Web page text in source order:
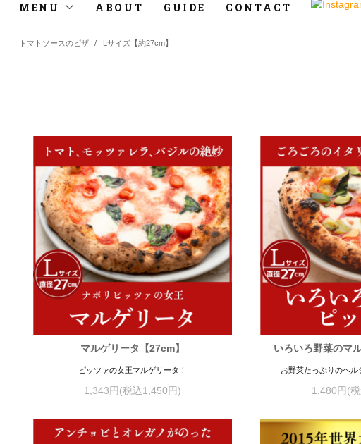
MENU ABOUT GUIDE CONTACT
トマトソースのピザ / Lサイズ【約27cm】
マルゲリータ【27cm】
ピッツァの女王マルゲリータ！
1,343円(税込1,450円)
いろいろ野菜のマ
お野菜たっぷりのヘル
1,480円(